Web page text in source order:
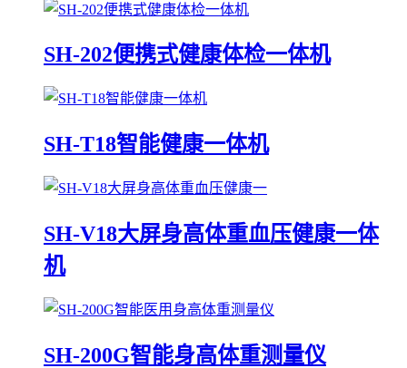
SH-202便携式健康体检一体机
SH-T18智能健康一体机
SH-V18大屏身高体重血压健康一体
机
SH-200G智能身高体重测量仪